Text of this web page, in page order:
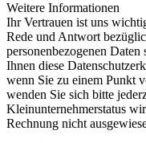
Weitere Informationen
Ihr Vertrauen ist uns
Rede und Antwort
personenbezogenen Daten
Ihnen diese
wenn Sie zu einem Punkt
wenden Sie sich bitte
Kleinunternehmerstatus
Rechnung nicht